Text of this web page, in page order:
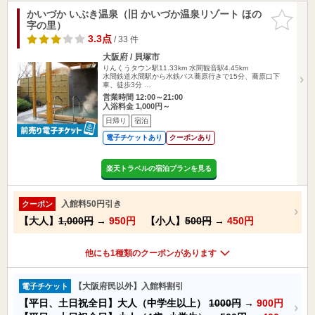
お気に入
りに追加
かいづか いぶき温泉（旧 かいづか温泉リゾート ほの
字の里）
3.3点/ 33 件
大阪府 / 貝塚市
りんくうタウン駅11.33km 水間観音駅4.45km
水間鉄道水間駅から水鉄バス蕎原行きで15分、蕎原口下
車、徒歩3分 …
営業時間 12:00～21:00
入浴料金 1,000円～
日帰り 宿泊
電子チケットあり クーポンあり
楽天トラベルの宿泊プランを見る
クーポン 入館料50円引き
【大人】 1,000円 → 950円 【小人】 500円 → 450円
他にも1種類のクーポンがあります
電子チケット 【大阪府民以外】入館料割引
【平日、土日祝全日】大人（中学生以上） 1000円 → 900円